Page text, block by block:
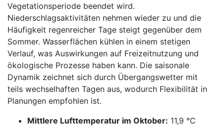
Vegetationsperiode beendet wird.
Niederschlagsaktivitäten nehmen wieder zu und die
Häufigkeit regenreicher Tage steigt gegenüber dem
Sommer. Wasserflächen kühlen in einem stetigen
Verlauf, was Auswirkungen auf Freizeitnutzung und
ökologische Prozesse haben kann. Die saisonale
Dynamik zeichnet sich durch Übergangswetter mit
teils wechselhaften Tagen aus, wodurch Flexibilität in
Planungen empfohlen ist.
Mittlere Lufttemperatur im Oktober: 11,9 °C